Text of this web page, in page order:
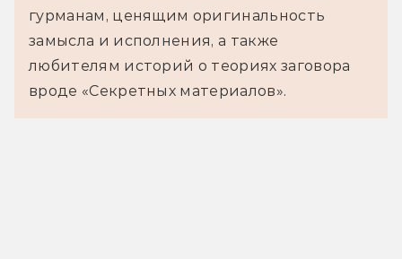
гурманам, ценящим оригинальность
замысла и исполнения, а также
любителям историй о теориях заговора
вроде «Секретных материалов».